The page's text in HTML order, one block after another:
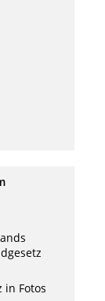
in Fotos